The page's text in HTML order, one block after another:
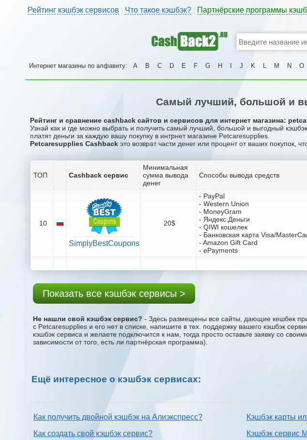
Рейтинг кэшбэк сервисов Что такое кэшбэк? Партнёрские программы
Интернет магазины по алфавиту: A B C D E F G H J K L M N O
Самый лучший, большой и
Рейтинг и сравнение cashback сайтов и сервисов для интернет магазина:
Узнай как и где можно выбрать и получить самый лучший, большой и выгодный
платят деньги за каждую вашу покупку в интрнет магазине Petcaresupplies.
Petcaresupplies Cashback это возврат части денег или процент от ваших покупок,
ТОП Cashback сервис
Минимальная
сумма вывода
денег
Способы вывода средств
10
SimplyBestCoupons
20$
- PayPal
- Western Union
- MoneyGram
- Яндекс.Деньги
- QIWI кошелек
- Банковская карта Visa/
- Amazon Gift Card
- ePayments
Показать все кэшбэк сервисы >
Не нашли свой кэшбэк сервис? - Здесь размещены все сайты, дающие кешбек
с Petcaresupplies и его нет в списке, напишите в тех. поддержку вашего кэшбэк
кэшбэк сервиса и желаете подключится к нам, тогда просто оставьте заявку со
зависимости от того, есть ли партнёрская программа).
Ещё интересное о кэшбэк сервисах:
Как получить двойной кэшбэк на Алиэкспресс?
Как создать свой кэшбэк сервис?
Кэшбэк карты
Кэшбэк сервис